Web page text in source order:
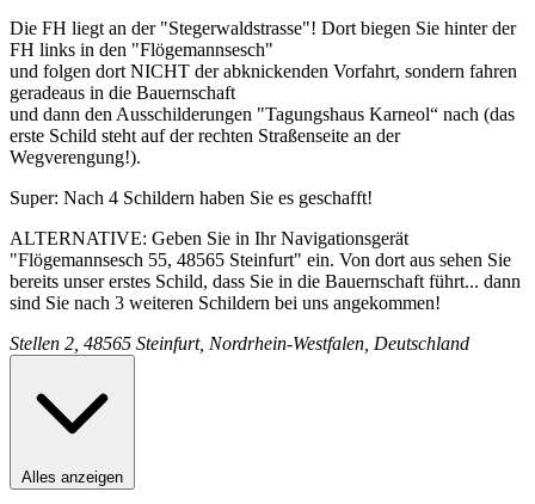
Die FH liegt an der "Stegerwaldstrasse"! Dort biegen Sie hinter der
FH links in den "Flögemannsesch"
und folgen dort NICHT der abknickenden Vorfahrt, sondern fahren
geradeaus in die Bauernschaft
und dann den Ausschilderungen "Tagungshaus Karneol“ nach (das
erste Schild steht auf der rechten Straßenseite an der
Wegverengung!).
Super: Nach 4 Schildern haben Sie es geschafft!
ALTERNATIVE: Geben Sie in Ihr Navigationsgerät
"Flögemannsesch 55, 48565 Steinfurt" ein. Von dort aus sehen Sie
bereits unser erstes Schild, dass Sie in die Bauernschaft führt... dann
sind Sie nach 3 weiteren Schildern bei uns angekommen!
Stellen 2, 48565 Steinfurt, Nordrhein-Westfalen, Deutschland
Alles anzeigen